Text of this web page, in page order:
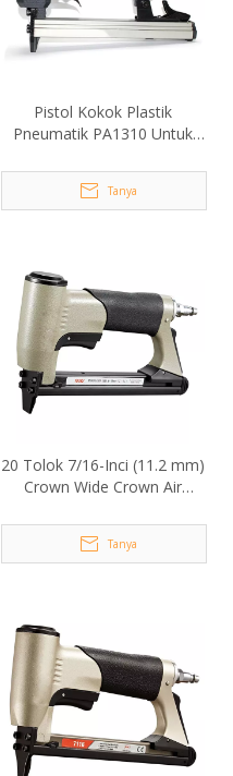
Pistol Kokok Plastik
Pneumatik PA1310 Untuk
Tanya
20 Tolok 7/16-Inci (11.2 mm)
Crown Wide Crown Air
Tanya